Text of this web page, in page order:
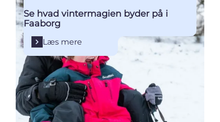
Se hvad vintermagien byder på i
Faaborg
Læs mere